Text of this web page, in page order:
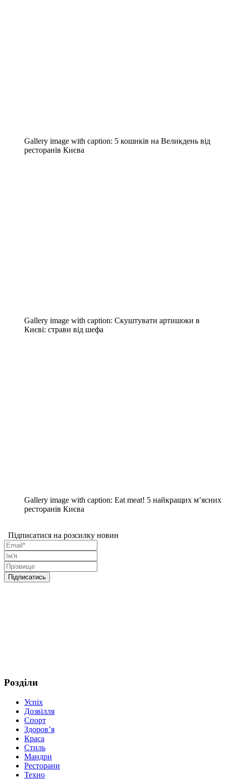
Gallery image with caption: 5 кошиків на Великдень від
ресторанів Києва
Gallery image with caption: Скуштувати артишоки в
Києві: страви від шефа
Gallery image with caption: Eat meat! 5 найкращих м’ясних
ресторанів Києва
Підписатися на розсилку новин
Розділи
Успіх
Дозвілля
Спорт
Здоров’я
Краса
Стиль
Мандри
Ресторани
Техно